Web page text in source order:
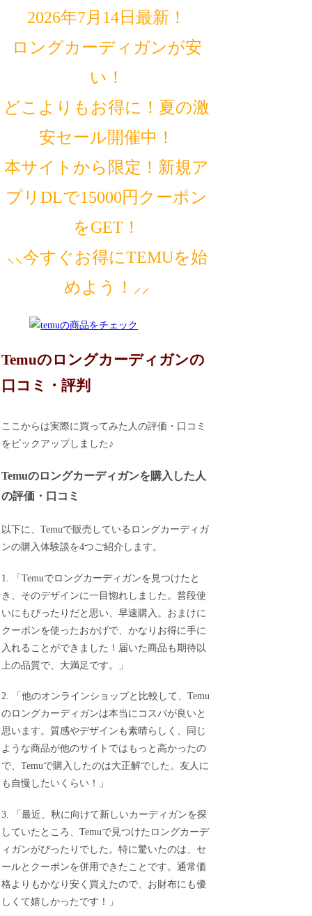
2026年7月14日最新！
ロングカーディガンが安
い！
どこよりもお得に！夏の激
安セール開催中！
本サイトから限定！新規ア
プリDLで15000円クーポン
をGET！
⸜⸜今すぐお得にTEMUを始
めよう！⸝⸝
Temuのロングカーディガンの
口コミ・評判
ここからは実際に買ってみた人の評価・口コミ
をピックアップしました♪
Temuのロングカーディガンを購入した人
の評価・口コミ
以下に、Temuで販売しているロングカーディガ
ンの購入体験談を4つご紹介します。
1. 「Temuでロングカーディガンを見つけたと
き、そのデザインに一目惚れしました。普段使
いにもぴったりだと思い、早速購入。おまけに
クーポンを使ったおかげで、かなりお得に手に
入れることができました！届いた商品も期待以
上の品質で、大満足です。」
2. 「他のオンラインショップと比較して、Temu
のロングカーディガンは本当にコスパが良いと
思います。質感やデザインも素晴らしく、同じ
ような商品が他のサイトではもっと高かったの
で、Temuで購入したのは大正解でした。友人に
も自慢したいくらい！」
3. 「最近、秋に向けて新しいカーディガンを探
していたところ、Temuで見つけたロングカーデ
ィガンがぴったりでした。特に驚いたのは、セ
ールとクーポンを併用できたことです。通常価
格よりもかなり安く買えたので、お財布にも優
しくて嬉しかったです！」